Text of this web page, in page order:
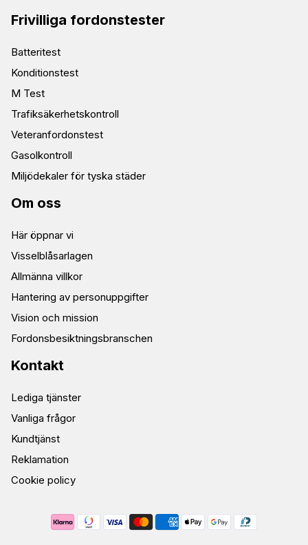
Frivilliga fordonstester
Batteritest
Konditionstest
M Test
Trafiksäkerhetskontroll
Veteranfordonstest
Gasolkontroll
Miljödekaler för tyska städer
Om oss
Här öppnar vi
Visselblåsarlagen
Allmänna villkor
Hantering av personuppgifter
Vision och mission
Fordonsbesiktningsbranschen
Kontakt
Lediga tjänster
Vanliga frågor
Kundtjänst
Reklamation
Cookie policy